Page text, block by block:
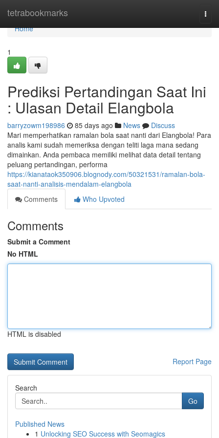
tetrabookmarks
Home
Home
1
Prediksi Pertandingan Saat Ini
: Ulasan Detail Elangbola
barryzowm198986 85 days ago News
Discuss
Mari memperhatikan ramalan bola saat nanti dari Elangbola! Para
analis kami sudah memeriksa dengan teliti laga mana sedang
dimainkan. Anda pembaca memiliki melihat data detail tentang
peluang pertandingan, performa
https://kianataok350906.blognody.com/50321531/ramalan-bola-
saat-nanti-analisis-mendalam-elangbola
Comments
Who Upvoted
Comments
Submit a Comment
No HTML
HTML is disabled
Report Page
Search
Go
Published News
1 Unlocking SEO Success with Seomagics